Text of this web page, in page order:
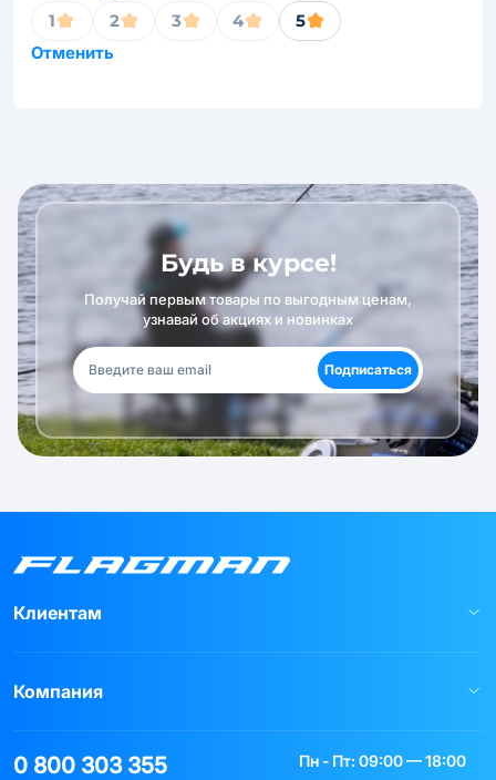
1 2 3 4
5
Отменить
Будь в курсе!
Получай первым товары по выгодным ценам,
узнавай об акциях и новинках
Подписаться
Клиентам
Компания
0 800 303 355
Пн - Пт: 09:00 — 18:00